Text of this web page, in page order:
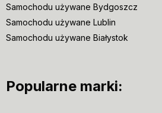
Samochodu używane Bydgoszcz
Samochodu używane Lublin
Samochodu używane Białystok
Popularne marki: